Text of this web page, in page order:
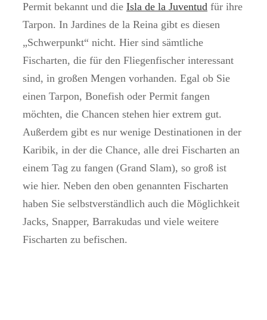
Permit bekannt und die Isla de la Juventud für ihre
Tarpon. In Jardines de la Reina gibt es diesen
„Schwerpunkt“ nicht. Hier sind sämtliche
Fischarten, die für den Fliegenfischer interessant
sind, in großen Mengen vorhanden. Egal ob Sie
einen Tarpon, Bonefish oder Permit fangen
möchten, die Chancen stehen hier extrem gut.
Außerdem gibt es nur wenige Destinationen in der
Karibik, in der die Chance, alle drei Fischarten an
einem Tag zu fangen (Grand Slam), so groß ist
wie hier. Neben den oben genannten Fischarten
haben Sie selbstverständlich auch die Möglichkeit
Jacks, Snapper, Barrakudas und viele weitere
Fischarten zu befischen.